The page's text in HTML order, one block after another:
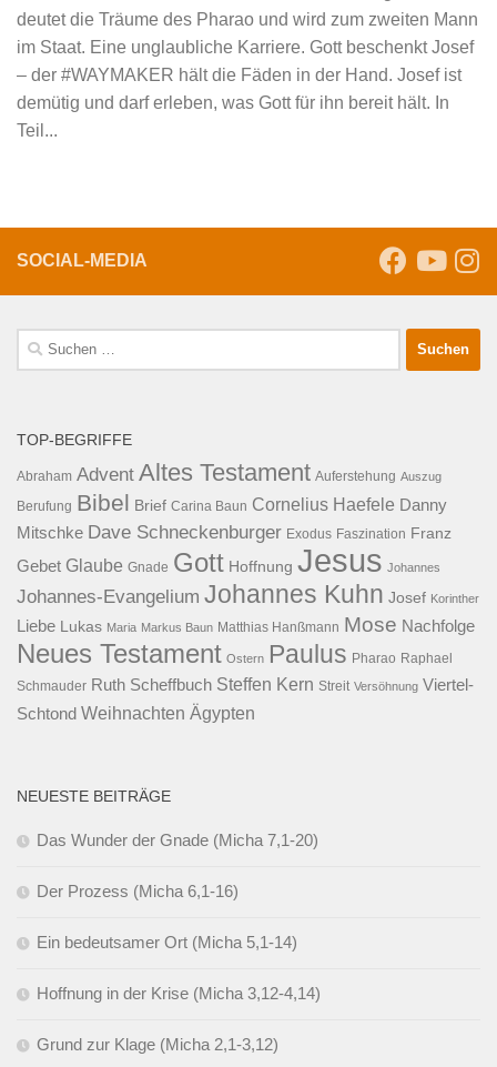
deutet die Träume des Pharao und wird zum zweiten Mann
im Staat. Eine unglaubliche Karriere. Gott beschenkt Josef
– der #WAYMAKER hält die Fäden in der Hand. Josef ist
demütig und darf erleben, was Gott für ihn bereit hält. In
Teil...
SOCIAL-MEDIA
Suche
nach:
TOP-BEGRIFFE
Abraham Advent Altes Testament Auferstehung Auszug
Berufung Bibel Brief Carina Baun Cornelius Haefele Danny
Mitschke Dave Schneckenburger Exodus Faszination Franz
Gebet Glaube Gnade Gott Hoffnung Jesus Johannes
Johannes-Evangelium Johannes Kuhn Josef Korinther
Liebe Lukas Maria Markus Baun Matthias Hanßmann Mose Nachfolge
Neues Testament Ostern Paulus Pharao Raphael
Schmauder Ruth Scheffbuch Steffen Kern Streit Versöhnung Viertel-
Schtond Weihnachten Ägypten
NEUESTE BEITRÄGE
Das Wunder der Gnade (Micha 7,1-20)
Der Prozess (Micha 6,1-16)
Ein bedeutsamer Ort (Micha 5,1-14)
Hoffnung in der Krise (Micha 3,12-4,14)
Grund zur Klage (Micha 2,1-3,12)